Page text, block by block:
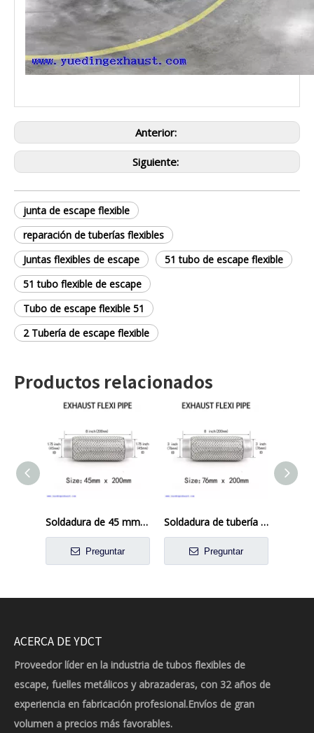
Anterior:
Siguiente:
junta de escape flexible
reparación de tuberías flexibles
Juntas flexibles de escape
51 tubo de escape flexible
51 tubo flexible de escape
Tubo de escape flexible 51
2 Tubería de escape flexible
Productos relacionados
Soldadura de 45 mm x 200 mm en la junta de escape de acero inoxidable reparación de tubo de tubo flexible
Preguntar
Soldadura de tubería flexible de escape de 3 pulgadas x 8 pulgadas sobre reparación de tubo flexible de unión flexible
Preguntar
ACERCA DE YDCT
Proveedor líder en la industria de tubos flexibles de
escape, fuelles metálicos y abrazaderas, con 32 años de
experiencia en fabricación profesional.Envíos de gran
volumen a precios más favorables.